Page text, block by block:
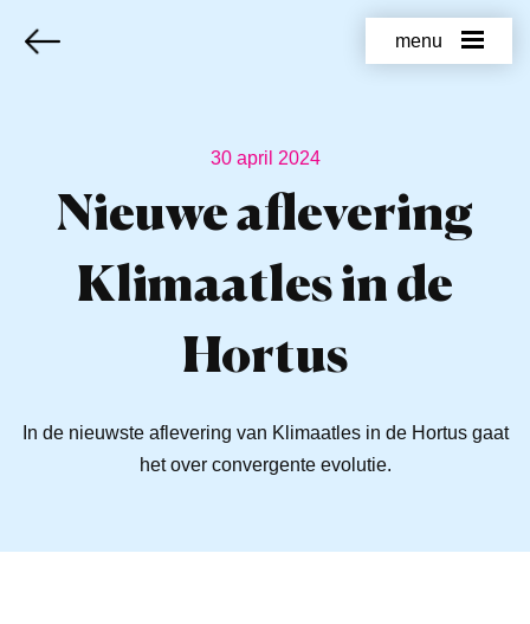
menu
30 april 2024
Nieuwe aflevering
Klimaatles in de
Hortus
In de nieuwste aflevering van Klimaatles in de Hortus gaat
het over convergente evolutie.